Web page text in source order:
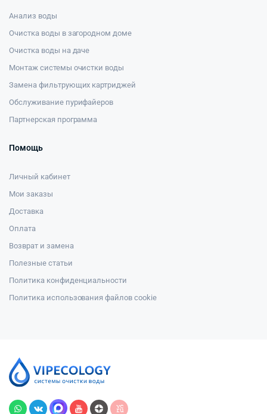
Анализ воды
Очистка воды в загородном доме
Очистка воды на даче
Монтаж системы очистки воды
Замена фильтрующих картриджей
Обслуживание пурифайеров
Партнерская программа
Помощь
Личный кабинет
Мои заказы
Доставка
Оплата
Возврат и замена
Полезные статьи
Политика конфиденциальности
Политика использования файлов cookie